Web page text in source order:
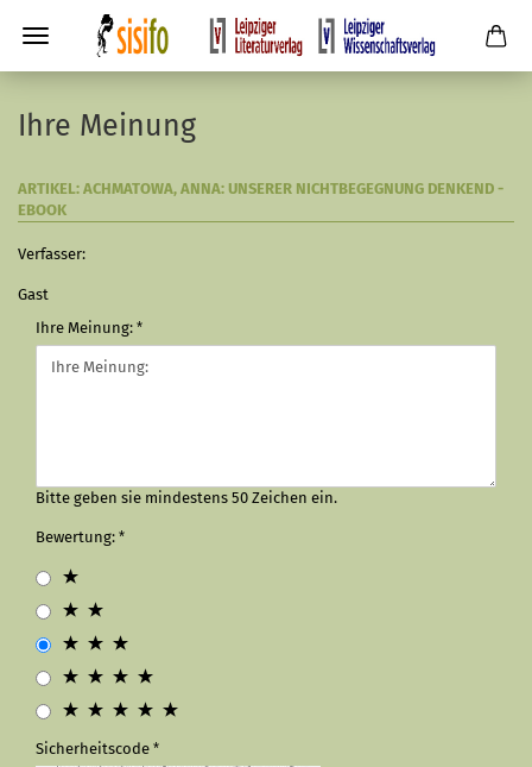
Ihre Meinung
ARTIKEL: ACHMATOWA, ANNA: UNSERER NICHTBEGEGNUNG DENKEND -
EBOOK
Verfasser:
Gast
Ihre Meinung:
Bitte geben sie mindestens 50 Zeichen ein.
Bewertung:
Sicherheitscode